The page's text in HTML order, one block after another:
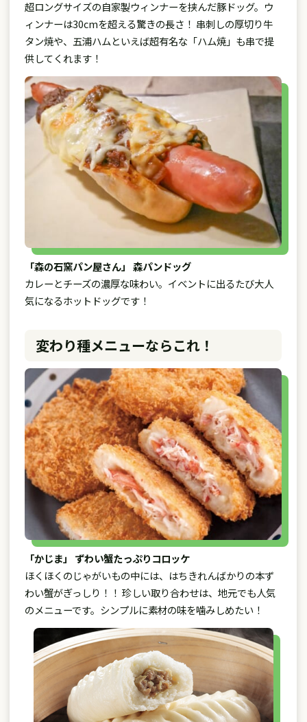
超ロングサイズの自家製ウィンナーを挟んだ豚ドッグ。ウ
ィンナーは30cmを超える驚きの長さ！ 串刺しの厚切り牛
タン焼や、五浦ハムといえば超有名な「ハム焼」も串で提
供してくれます！
「森の石窯パン屋さん」 森パンドッグ
カレーとチーズの濃厚な味わい。イベントに出るたび大人
気になるホットドッグです！
変わり種メニューならこれ！
「かじま」 ずわい蟹たっぷりコロッケ
ほくほくのじゃがいもの中には、はちきれんばかりの本ず
わい蟹がぎっしり！！ 珍しい取り合わせは、地元でも人気
のメニューです。シンプルに素材の味を噛みしめたい！